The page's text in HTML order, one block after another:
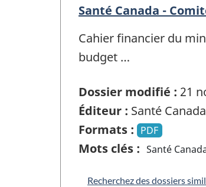
Santé Canada -
Cahier financier du
budget …
Dossier modifié : 21
Éditeur : Santé Canada
Formats : PDF
Mots clés : Santé
Recherchez des dossiers